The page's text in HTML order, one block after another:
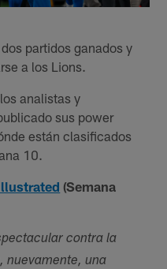
partidos ganados y
a los Lions.
analistas y
sus power
están clasificados
10.
(Semana
contra la
nuevamente, una